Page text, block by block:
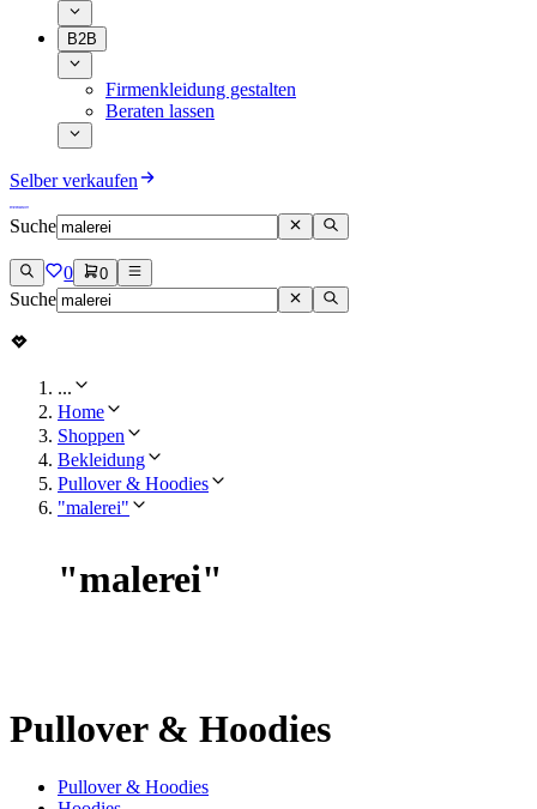
B2B
Firmenkleidung gestalten
Beraten lassen
Selber verkaufen
Suche
0 0
Suche
...
Home
Shoppen
Bekleidung
Pullover & Hoodies
"malerei"
"malerei"
Pullover & Hoodies
Pullover & Hoodies